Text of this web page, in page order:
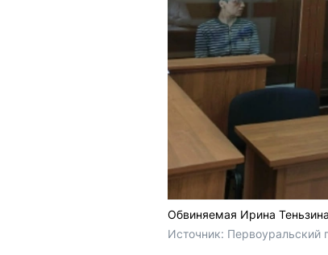
Обвиняемая Ирина
Источник: Первоуральский